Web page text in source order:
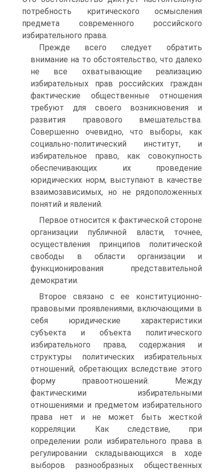
потребность критического осмысления
предмета современного российского
избирательного права.
Прежде всего следует обратить
внимание на то обстоятельство, что далеко
не все охватывающие реализацию
избирательных прав российских граждан
фактические общественные отношения
требуют для своего возникновения и
развития правового вмешательства.
Совершенно очевидно, что выборы, как
социально-политический институт, и
избирательное право, как совокупность
обеспечивающих их проведение
юридических норм, выступают в качестве
взаимозависимых, но не рядоположенных
понятий и явлений.
Первое относится к фактической стороне
организации публичной власти, точнее,
осуществления принципов политической
свободы в области организации и
функционирования представительной
демократии.
Второе связано с ее конституционно-
правовыми проявлениями, включающими в
себя юридические характеристики
субъекта и объекта политического
избирательного права, содержания и
структуры политических избирательных
отношений, обретающих вследствие этого
форму правоотношений. Между
фактическими избирательными
отношениями и предметом избирательного
права нет и не может быть жесткой
корреляции. Как следствие, при
определении роли избирательного права в
регулировании складывающихся в ходе
выборов разнообразных общественных